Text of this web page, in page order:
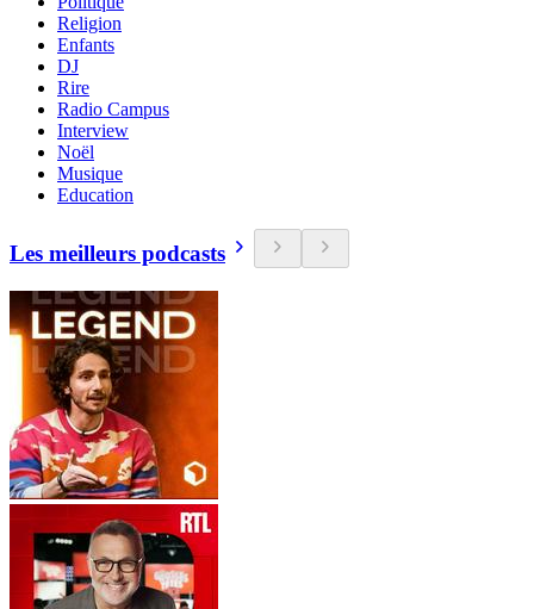
Religion
Enfants
DJ
Rire
Radio Campus
Interview
Noël
Musique
Education
Les meilleurs podcasts